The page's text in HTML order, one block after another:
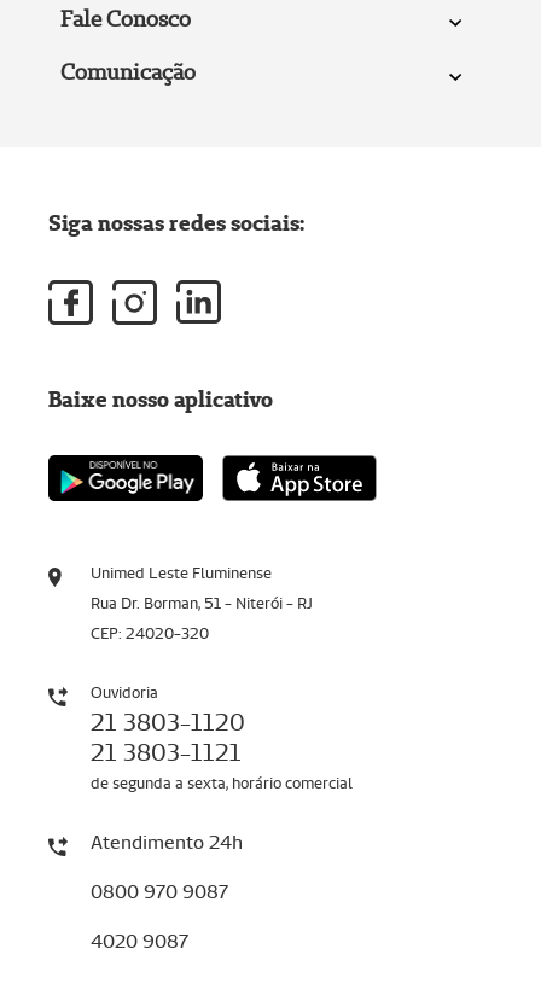
Fale Conosco
Comunicação
Unimed Leste Fluminense
Rua Dr. Borman, 51 - Niterói - RJ
CEP: 24020-320
Ouvidoria
21 3803-1120
21 3803-1121
de segunda a sexta, horário comercial
Atendimento 24h
0800 970 9087
4020 9087
Siga nossas redes sociais:
Baixe nosso aplicativo